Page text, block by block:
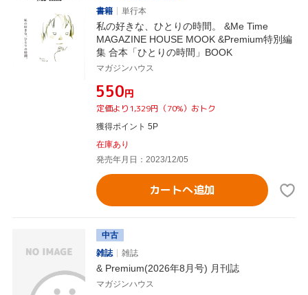
書籍
単行本
私の好きな、ひとりの時間。 &Me Time
MAGAZINE HOUSE MOOK &Premium特別編
集 合本「ひとりの時間」BOOK
マガジンハウス
¥550円
定価より1,329円（70%）おトク
獲得ポイント 5P
在庫あり
発売年月日：2023/12/05
カートへ追加
中古
雑誌
雑誌
& Premium(2026年8月号) 月刊誌
マガジンハウス